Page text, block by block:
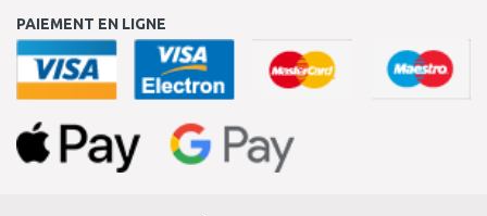
PAIEMENT EN LIGNE